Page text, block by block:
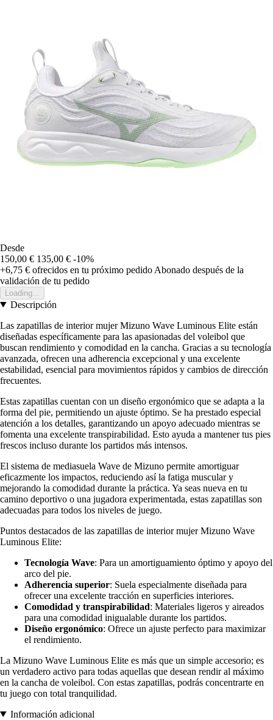
Desde
150,00 € 135,00 € -10%
+6,75 € ofrecidos en tu próximo pedido Abonado después de la
validación de tu pedido
Loading...
Descripción
Las zapatillas de interior mujer Mizuno Wave Luminous Elite están
diseñadas específicamente para las apasionadas del voleibol que
buscan rendimiento y comodidad en la cancha. Gracias a su tecnología
avanzada, ofrecen una adherencia excepcional y una excelente
estabilidad, esencial para movimientos rápidos y cambios de dirección
frecuentes.
Estas zapatillas cuentan con un diseño ergonómico que se adapta a la
forma del pie, permitiendo un ajuste óptimo. Se ha prestado especial
atención a los detalles, garantizando un apoyo adecuado mientras se
fomenta una excelente transpirabilidad. Esto ayuda a mantener tus pies
frescos incluso durante los partidos más intensos.
El sistema de mediasuela Wave de Mizuno permite amortiguar
eficazmente los impactos, reduciendo así la fatiga muscular y
mejorando la comodidad durante la práctica. Ya seas nueva en tu
camino deportivo o una jugadora experimentada, estas zapatillas son
adecuadas para todos los niveles de juego.
Puntos destacados de las zapatillas de interior mujer Mizuno Wave
Luminous Elite:
Tecnología Wave: Para un amortiguamiento óptimo y apoyo del
arco del pie.
Adherencia superior: Suela especialmente diseñada para
ofrecer una excelente tracción en superficies interiores.
Comodidad y transpirabilidad: Materiales ligeros y aireados
para una comodidad inigualable durante los partidos.
Diseño ergonómico: Ofrece un ajuste perfecto para maximizar
el rendimiento.
La Mizuno Wave Luminous Elite es más que un simple accesorio; es
un verdadero activo para todas aquellas que desean rendir al máximo
en la cancha de voleibol. Con estas zapatillas, podrás concentrarte en
tu juego con total tranquilidad.
Información adicional